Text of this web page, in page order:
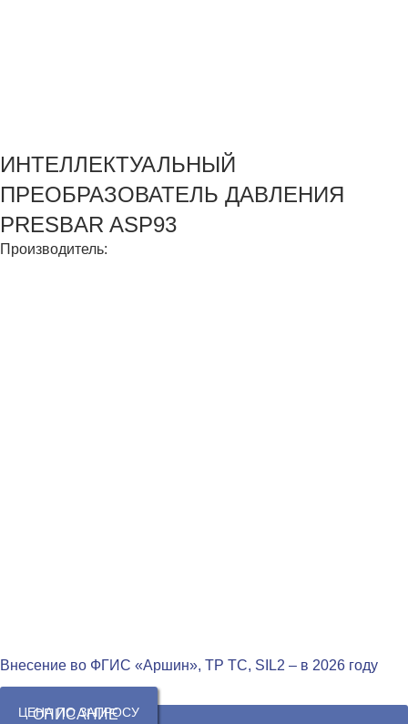
ИНТЕЛЛЕКТУАЛЬНЫЙ
ПРЕОБРАЗОВАТЕЛЬ ДАВЛЕНИЯ
PRESBAR ASP93
Производитель:
Внесение во ФГИС «Аршин», ТР ТС, SIL2 – в 2026 году
ЦЕНА ПО ЗАПРОСУ
ОПИСАНИЕ